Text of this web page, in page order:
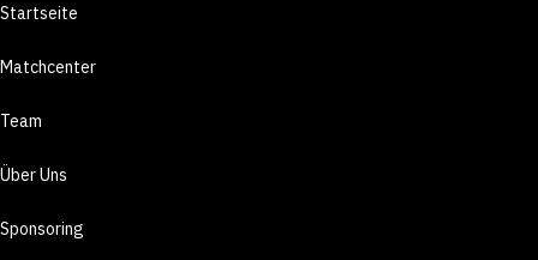
Startseite
Matchcenter
Team
Über Uns
Sponsoring